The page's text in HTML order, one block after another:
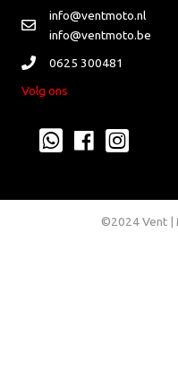
info@ventmoto.nl
info@ventmoto.be
0625 300481
Volg ons
©2024 Vent |